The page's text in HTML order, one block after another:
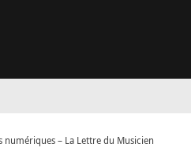
numériques – La Lettre du Musicien